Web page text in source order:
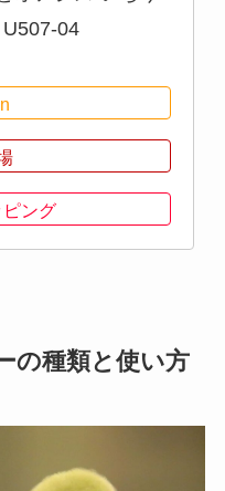
04
ング
の種類と使い方